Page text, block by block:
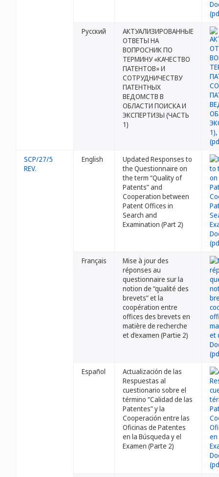
Русский
АКТУАЛИЗИРОВАННЫЕ
ОТВЕТЫ НА
ВОПРОСНИК ПО
ТЕРМИНУ «КАЧЕСТВО
ПАТЕНТОВ» И
СОТРУДНИЧЕСТВУ
ПАТЕНТНЫХ
ВЕДОМСТВ В
ОБЛАСТИ ПОИСКА И
ЭКСПЕРТИЗЫ (ЧАСТЬ
1)
SCP/27/5
REV.
English
Updated Responses to
the Questionnaire on
the term “Quality of
Patents” and
Cooperation between
Patent Offices in
Search and
Examination (Part 2)
Français
Mise à jour des
réponses au
questionnaire sur la
notion de “qualité des
brevets” et la
coopération entre
offices des brevets en
matière de recherche
et d’examen (Partie 2)
Español
Actualización de las
Respuestas al
cuestionario sobre el
término “Calidad de las
Patentes” y la
Cooperación entre las
Oficinas de Patentes
en la Búsqueda y el
Examen (Parte 2)